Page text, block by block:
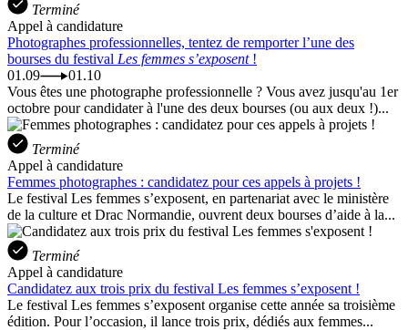
Terminé
Appel à candidature
Photographes professionnelles, tentez de remporter l’une des
bourses du festival Les femmes s’exposent!
01.09
01.10
Vous êtes une photographe professionnelle ? Vous avez jusqu'au 1er
octobre pour candidater à l'une des deux bourses (ou aux deux !)...
Terminé
Appel à candidature
Femmes photographes : candidatez pour ces appels à projets !
Le festival Les femmes s’exposent, en partenariat avec le ministère
de la culture et Drac Normandie, ouvrent deux bourses d’aide à la...
Terminé
Appel à candidature
Candidatez aux trois prix du festival Les femmes s’exposent !
Le festival Les femmes s’exposent organise cette année sa troisième
édition. Pour l’occasion, il lance trois prix, dédiés aux femmes...